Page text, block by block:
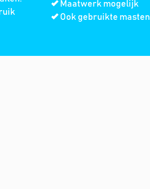
Maatwerk mogelijk
Ook gebruikte masten